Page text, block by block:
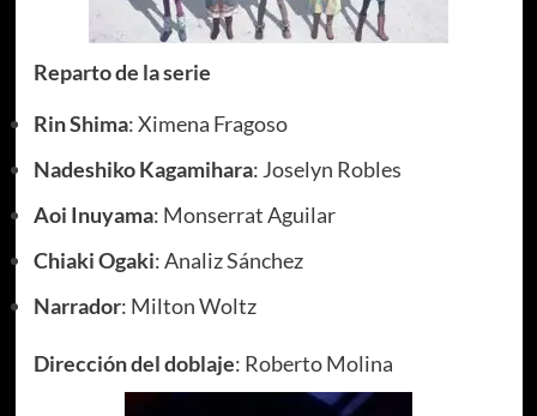
Reparto de la serie
Rin Shima: Ximena Fragoso
Nadeshiko Kagamihara: Joselyn Robles
Aoi Inuyama: Monserrat Aguilar
Chiaki Ogaki: Analiz Sánchez
Narrador: Milton Woltz
Dirección del doblaje: Roberto Molina